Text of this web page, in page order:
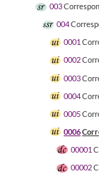
003
004
0001
0002
0003
0004
0005
0006
00001
00002